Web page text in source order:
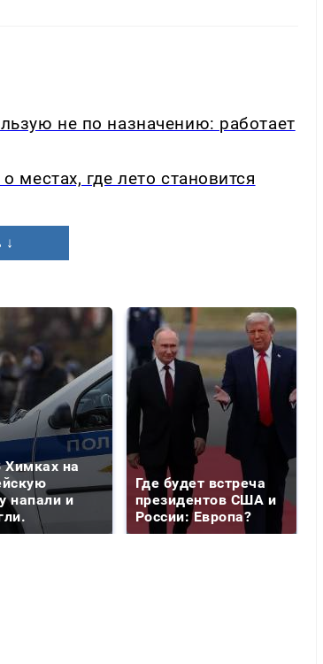
не по назначению: работает
местах, где лето становится
↓
на
напали и
Где будет встреча
президентов США и
России: Европа?